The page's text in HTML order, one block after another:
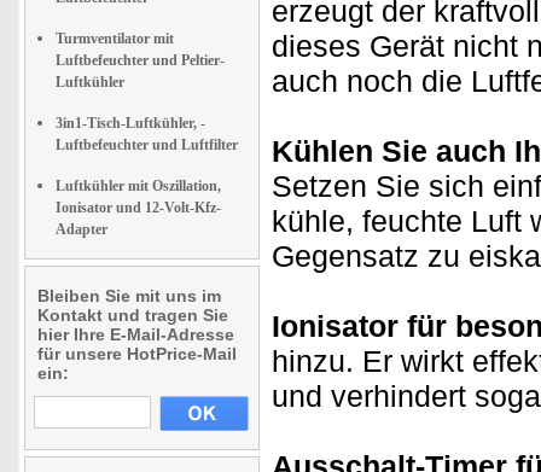
Turmventilator mit
Luftbefeuchter und Peltier-
Luftkühler
3in1-Tisch-Luftkühler, -
Luftbefeuchter und Luftfilter
Luftkühler mit Oszillation,
Ionisator und 12-Volt-Kfz-
Adapter
Bleiben Sie mit uns im
Kontakt und tragen Sie
hier Ihre E-Mail-Adresse
für unsere HotPrice-Mail
ein:
erzeugt der
dieses Gerät nicht
auch noch die
Kühlen Sie auch
Setzen Sie sich
kühle, feuchte Luft
Gegensatz zu
Ionisator für
hinzu. Er wirkt
und verhindert